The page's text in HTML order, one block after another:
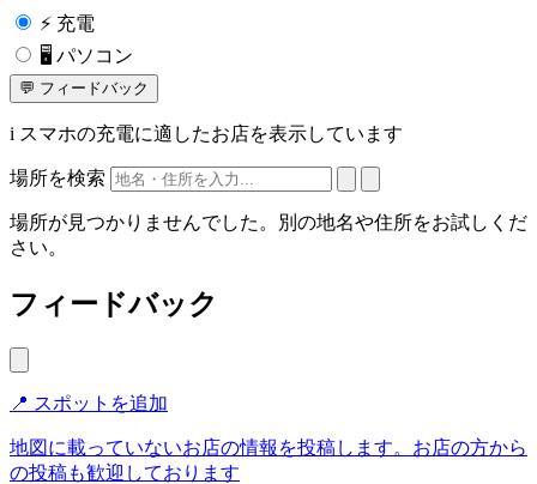
⚡ 充電
🖥️ パソコン
💬 フィードバック
i スマホの充電に適したお店を表示しています
場所を検索
場所が見つかりませんでした。別の地名や住所をお試しくだ
さい。
フィードバック
📍 スポットを追加
地図に載っていないお店の情報を投稿します。お店の方から
の投稿も歓迎しております